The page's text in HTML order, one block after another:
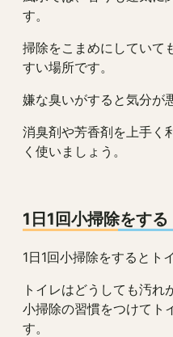
す。
掃除をこまめにしていて
すい場所です。
嫌な臭いがすると気分が
消臭剤や芳香剤を上手く
く使いましょう。
1日1回小掃除をする
1日1回小掃除をするとト
トイレはどうしても汚れ
小掃除の習慣をつけてト
す。